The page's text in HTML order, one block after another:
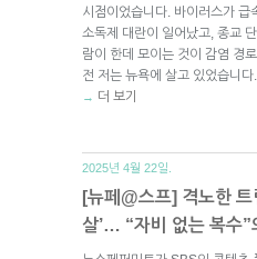
시점이었습니다. 바이러스가 급
소독제 대란이 일어났고, 종교
람이 한데 모이는 것이 감염 경
전 저는 뉴욕에 살고 있었습니
→ 더 보기
2025년 4월 22일.
[뉴페@스프] 격노한 트
살’… “자비 없는 복수”